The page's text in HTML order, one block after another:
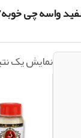
واسه چی
نمایش یک